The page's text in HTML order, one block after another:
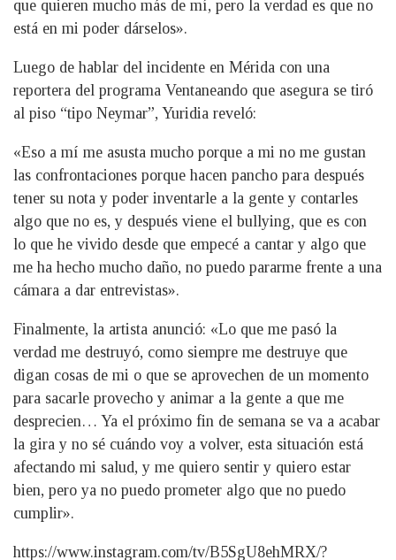
que quieren mucho más de mí, pero la verdad es que no
está en mi poder dárselos».
Luego de hablar del incidente en Mérida con una
reportera del programa Ventaneando que asegura se tiró
al piso “tipo Neymar”, Yuridia reveló:
«Eso a mí me asusta mucho porque a mi no me gustan
las confrontaciones porque hacen pancho para después
tener su nota y poder inventarle a la gente y contarles
algo que no es, y después viene el bullying, que es con
lo que he vivido desde que empecé a cantar y algo que
me ha hecho mucho daño, no puedo pararme frente a una
cámara a dar entrevistas».
Finalmente, la artista anunció: «Lo que me pasó la
verdad me destruyó, como siempre me destruye que
digan cosas de mi o que se aprovechen de un momento
para sacarle provecho y animar a la gente a que me
desprecien… Ya el próximo fin de semana se va a acabar
la gira y no sé cuándo voy a volver, esta situación está
afectando mi salud, y me quiero sentir y quiero estar
bien, pero ya no puedo prometer algo que no puedo
cumplir».
https://www.instagram.com/tv/B5SgU8ehMRX/?